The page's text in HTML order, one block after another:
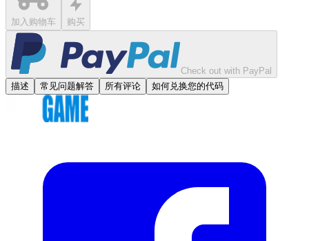
加入购物车 购买
Check out with PayPal
描述
常见问题解答 所有评论 如何兑换您的代码